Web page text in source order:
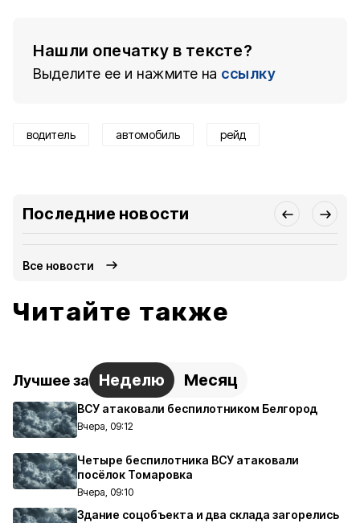
Нашли опечатку в тексте?
Выделите ее и нажмите на ссылку
водитель автомобиль рейд
Последние новости
Все новости
Читайте также
Лучшее за Неделю Месяц
ВСУ атаковали беспилотником Белгород
Вчера, 09:12
Четыре беспилотника ВСУ атаковали
посёлок Томаровка
Вчера, 09:10
Здание соцобъекта и два склада загорелись